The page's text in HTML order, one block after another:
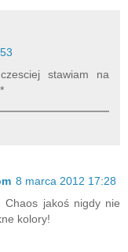
stawiam na
8 marca 2012 17:28
Chaos jakoś nigdy nie
kolory!